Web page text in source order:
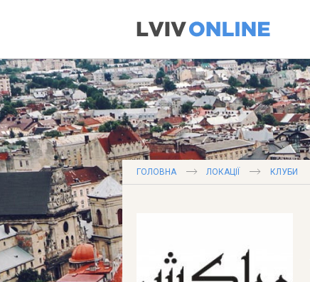
ГОЛОВНА ЛОКАЦІЇ КЛУБИ